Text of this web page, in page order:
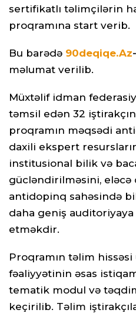
sertifikatlı təlimçilərin
proqramına start verib.
Bu barədə 90deqiqe.Az-
məlumat verilib.
Müxtəlif idman
təmsil edən 32
proqramın məqsədi
daxili ekspert
institusional bilik və
gücləndirilməsini, eləcə
antidopinq sahəsində
daha geniş auditoriyaya
etməkdir.
Proqramın təlim
fəaliyyətinin əsas
tematik modul və
keçirilib. Təlim